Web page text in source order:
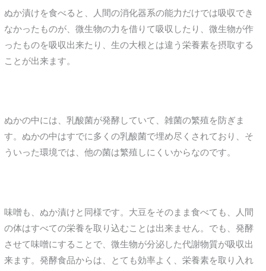
ぬか漬けを食べると、人間の消化器系の能力だけでは吸収でき
なかったものが、微生物の力を借りて吸収したり、微生物が作
ったものを吸収出来たり、生の大根とは違う栄養素を摂取する
ことが出来ます。
ぬかの中には、乳酸菌が発酵していて、雑菌の繁殖を防ぎま
す。ぬかの中はすでに多くの乳酸菌で埋め尽くされており、そ
ういった環境では、他の菌は繁殖しにくいからなのです。
味噌も、ぬか漬けと同様です。大豆をそのまま食べても、人間
の体はすべての栄養を取り込むことは出来ません。でも、発酵
させて味噌にすることで、微生物が分泌した代謝物質が吸収出
来ます。発酵食品からは、とても効率よく、栄養素を取り入れ